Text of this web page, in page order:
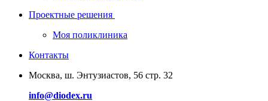
Проектные решения
Моя поликлиника
Контакты
Москва, ш. Энтузиастов, 56 стр. 32
info@diodex.ru